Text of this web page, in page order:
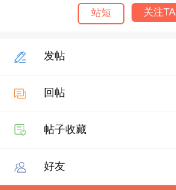
站短 关注TA
发帖
回帖
帖子收藏
好友